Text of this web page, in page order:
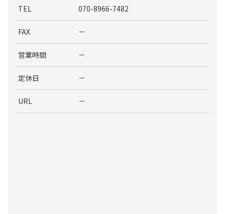
TEL 070-8966-7482
FAX －
営業時間 －
定休日 －
URL －